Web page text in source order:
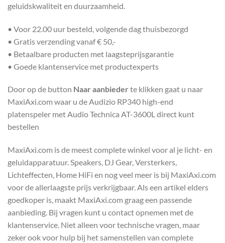
geluidskwaliteit en duurzaamheid.
• Voor 22.00 uur besteld, volgende dag thuisbezorgd
• Gratis verzending vanaf € 50,-
• Betaalbare producten met laagsteprijsgarantie
• Goede klantenservice met productexperts
Door op de button Naar aanbieder te klikken gaat u naar
MaxiAxi.com waar u de Audizio RP340 high-end
platenspeler met Audio Technica AT-3600L direct kunt
bestellen
MaxiAxi.com is de meest complete winkel voor al je licht- en
geluidapparatuur. Speakers, DJ Gear, Versterkers,
Lichteffecten, Home HiFi en nog veel meer is bij MaxiAxi.com
voor de allerlaagste prijs verkrijgbaar. Als een artikel elders
goedkoper is, maakt MaxiAxi.com graag een passende
aanbieding. Bij vragen kunt u contact opnemen met de
klantenservice. Niet alleen voor technische vragen, maar
zeker ook voor hulp bij het samenstellen van complete